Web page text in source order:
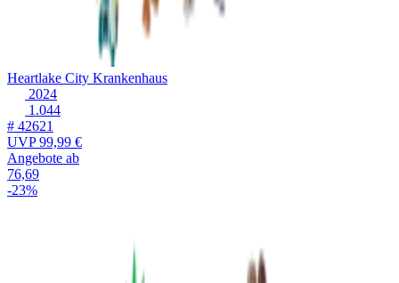
Heartlake City Krankenhaus
2024
1.044
# 42621
UVP99,99 €
Angebote ab
76,69
-23%